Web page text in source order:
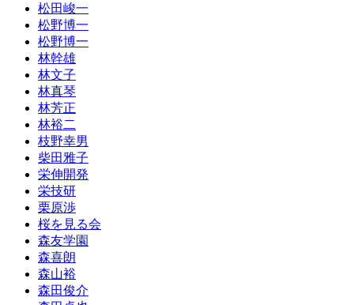
松田峻一
松野博一
松野博一
林幹雄
林文子
林真琴
林芳正
林裕二
枝野幸男
柴田雅子
栄伸開発
栄技研
栗原渉
桜を見る会
森友学園
森喜朗
森山裕
森田俊介